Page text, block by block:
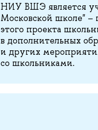
НИУ ВШЭ является
Московской школе" –
этого проекта
в дополнительных
и других
со школьниками.